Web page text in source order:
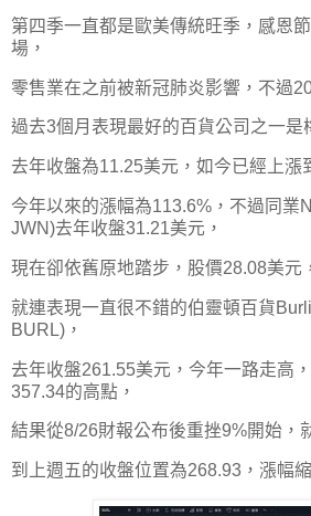
第四季一直都是歐美傳統旺季，感恩
場，
零售業在之前被新冠肺炎影響，不過
過去3個月表現最好的百貨公司之一是
去年收盤為11.25美元，如今已經上漲
今年以來的漲幅為113.6%，不過同業
JWN)去年收盤31.21美元，
現在卻依舊原地踏步，股價28.08美元
就連表現一直很不錯的伯靈頓百貨
BURL)，
去年收盤261.55美元，今年一路走高
357.34的高點，
結果從8/26財報公布後重挫9%開始，
到上週五的收盤位置為268.93，漲幅